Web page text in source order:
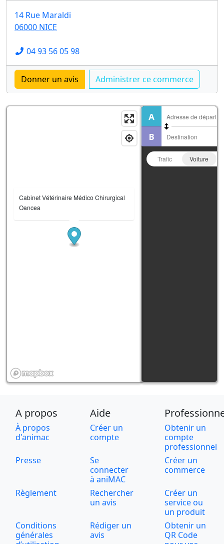
14 Rue Maraldi
06000 NICE
04 93 56 05 98
Cabinet Vétérinaire Médico Chirurgical
Oancea
Trafic Voiture
A propos Aide
À propos
d'animac
Créer un
compte
Obtenir un
compte
professionnel
Presse
Se
connecter
à aniMAC
Créer un
commerce
Règlement
Rechercher
un avis
Créer un
service ou
un produit
Conditions
générales
Rédiger un
avis
Obtenir un
QR Code